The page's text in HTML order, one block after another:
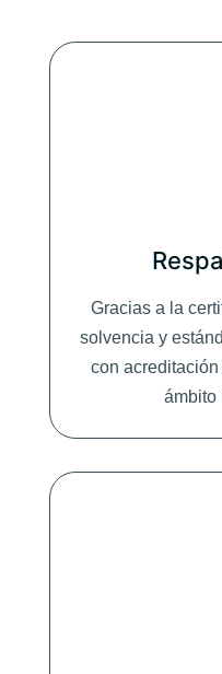
o
_
*
Gracias a la
solvencia y
con
ámbito